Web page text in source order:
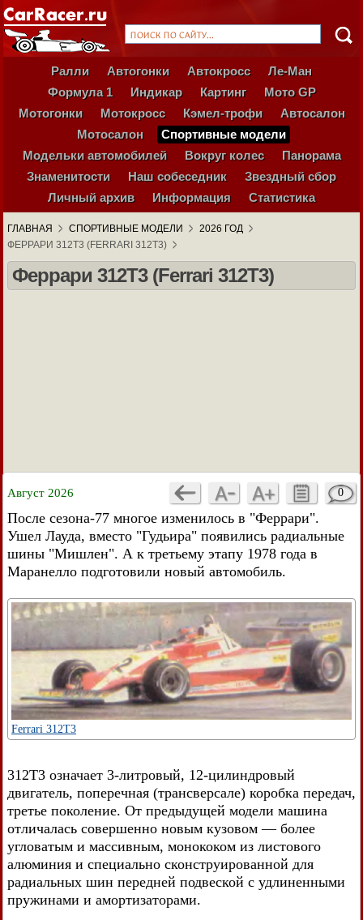
Ралли Автогонки Автокросс
Ле-Ман
Формула 1
Индикар Картинг
Мото GP
Мотогонки
Мотокросс Кэмел-трофи
Автосалон
Мотосалон
Спортивные модели
Модельки автомобилей
Вокруг колес
Панорама
Знаменитости
Наш собеседник
Звездный сбор
Личный архив
Информация Статистика
ГЛАВНАЯ СПОРТИВНЫЕ МОДЕЛИ
2026 ГОД
ФЕРРАРИ 312T3 (FERRARI 312T3)
Феррари 312T3 (Ferrari 312T3)
Август 2026 0
После сезона-77 многое изменилось в "Феррари".
Ушел Лауда, вместо "Гудьира" появились радиальные
шины "Мишлен". А к третьему этапу 1978 года в
Маранелло подготовили новый автомобиль.
Ferrari 312T3
312T3 означает 3-литровый, 12-цилиндровый
двигатель, поперечная (трансверсале) коробка передач,
третье поколение. От предыдущей модели машина
отличалась совершенно новым кузовом — более
угловатым и массивным, монококом из листового
алюминия и специально сконструированной для
радиальных шин передней подвеской с удлиненными
пружинами и амортизаторами.